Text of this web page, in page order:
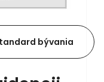
bývania